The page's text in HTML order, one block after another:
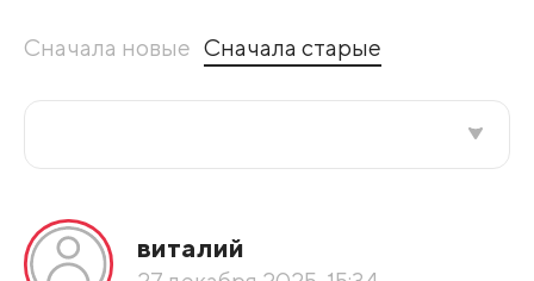
Сначала новые Сначала старые
По рейтингу
виталий